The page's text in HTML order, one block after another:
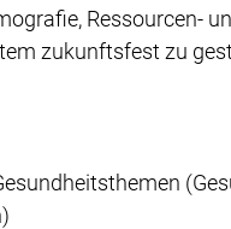
Ressourcen-
zukunftsfest zu